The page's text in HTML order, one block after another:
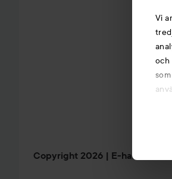
Vi
och
Copyright 2026 E-handel av